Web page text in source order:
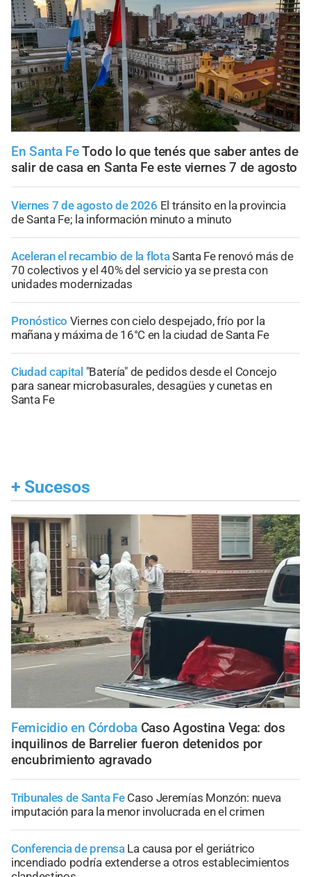
En Santa FeTodo lo que tenés que saber antes de
salir de casa en Santa Fe este viernes 7 de agosto
Viernes 7 de agosto de 2026 El tránsito en la provincia
de Santa Fe; la información minuto a minuto
Aceleran el recambio de la flotaSanta Fe renovó más de
70 colectivos y el 40% del servicio ya se presta con
unidades modernizadas
Pronóstico Viernes con cielo despejado, frío por la
mañana y máxima de 16°C en la ciudad de Santa Fe
Ciudad capital "Batería" de pedidos desde el Concejo
para sanear microbasurales, desagües y cunetas en
Santa Fe
+ Sucesos
Femicidio en Córdoba Caso Agostina Vega: dos
inquilinos de Barrelier fueron detenidos por
encubrimiento agravado
Tribunales de Santa Fe Caso Jeremías Monzón: nueva
imputación para la menor involucrada en el crimen
Conferencia de prensa La causa por el geriátrico
incendiado podría extenderse a otros establecimientos